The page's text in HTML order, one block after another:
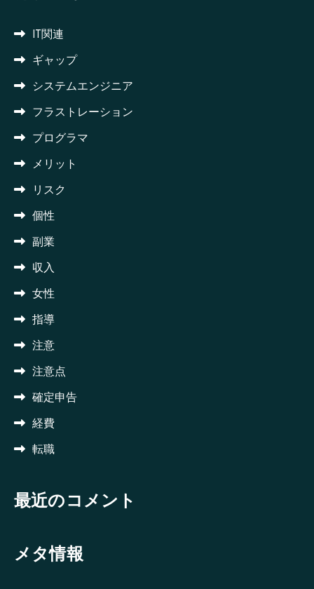
IT関連
ギャップ
システムエンジニア
フラストレーション
プログラマ
メリット
リスク
個性
副業
収入
女性
指導
注意
注意点
確定申告
経費
転職
最近のコメント
メタ情報